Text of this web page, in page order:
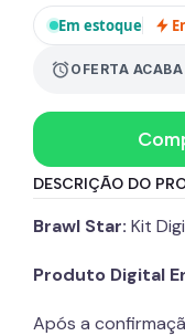
Em estoque
alarmOFERTA
DESCRIÇÃO DO
Brawl Star: Kit
Produto Digital
Após a